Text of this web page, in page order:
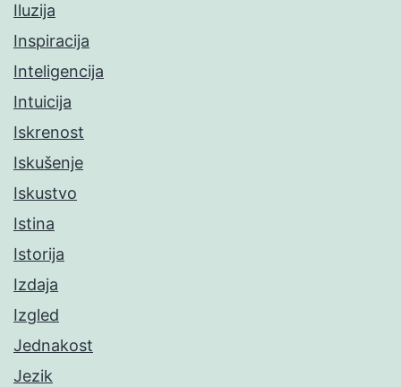
Iluzija
Inspiracija
Inteligencija
Intuicija
Iskrenost
Iskušenje
Iskustvo
Istina
Istorija
Izdaja
Izgled
Jednakost
Jezik